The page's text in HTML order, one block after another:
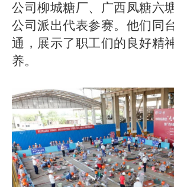
公司柳城糖厂、广西凤糖六
公司派出代表参赛。他们同
通，展示了职工们的良好精
养。